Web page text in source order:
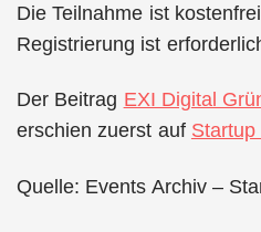
Die Teilnahme ist
Registrierung ist
Der Beitrag EXI Digital
erschien zuerst auf
Quelle: Events Archiv –